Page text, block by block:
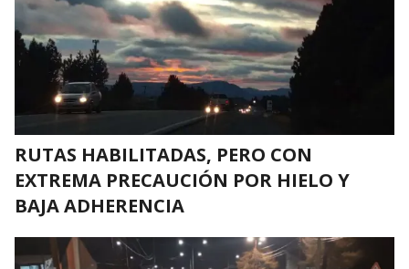
RUTAS HABILITADAS, PERO CON
EXTREMA PRECAUCIÓN POR HIELO Y
BAJA ADHERENCIA